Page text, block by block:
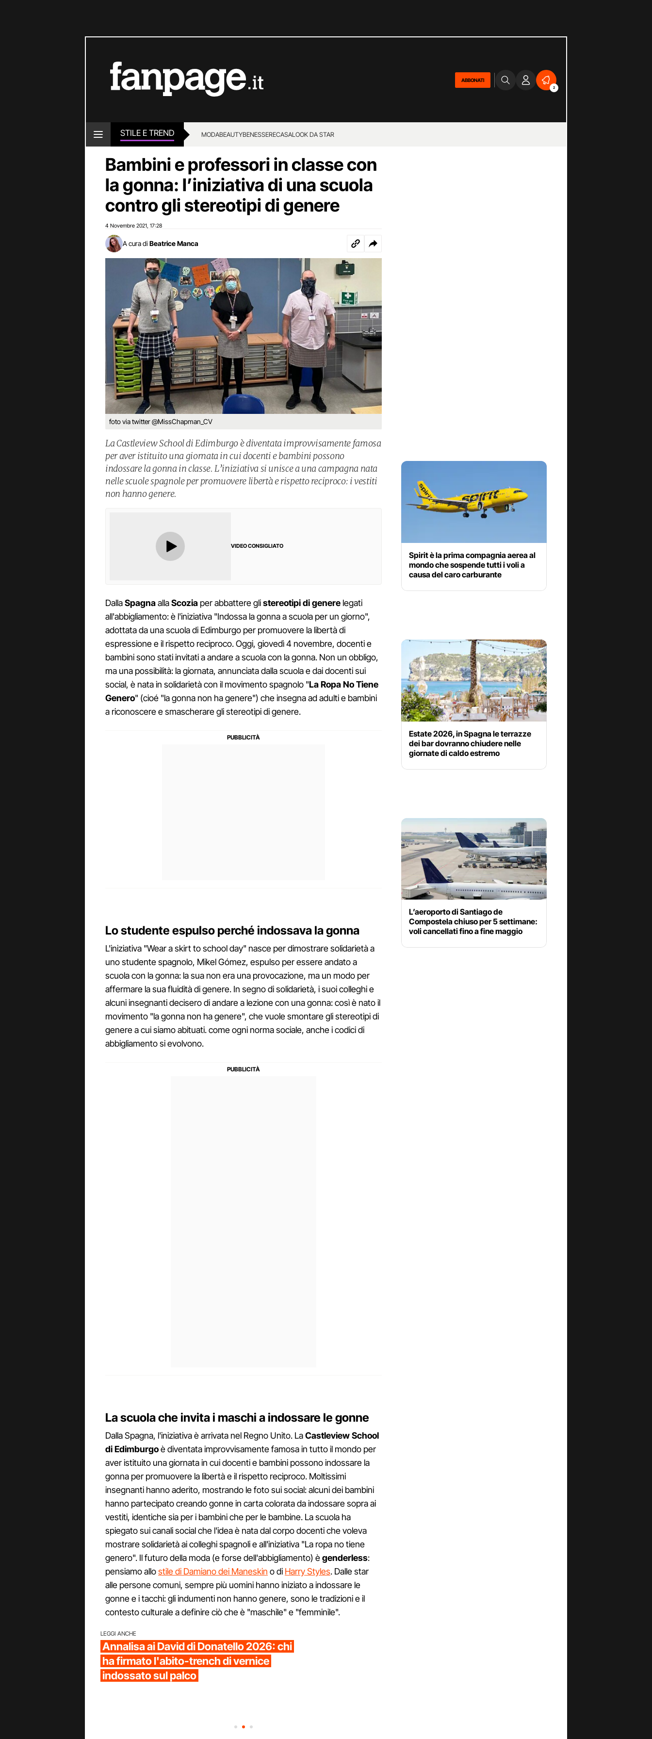
ABBONATI
2
STILE E TREND MODABEAUTYBENESSERECASALOOK DA STAR
Bambini e professori in classe con
la gonna: l’iniziativa di una scuola
contro gli stereotipi di genere
4 Novembre 2021 17:28
A cura di Beatrice Manca
foto via twitter @MissChapman_CV
La Castleview School di Edimburgo è diventata improvvisamente famosa
per aver istituito una giornata in cui docenti e bambini possono
indossare la gonna in classe. L’iniziativa si unisce a una campagna nata
nelle scuole spagnole per promuovere libertà e rispetto reciproco: i vestiti
non hanno genere.
VIDEO CONSIGLIATO
DallaSpagnaallaScozia per abbattere glistereotipi di genere legati
all'abbigliamento: è l'iniziativa "Indossa la gonna a scuola per un giorno",
adottata da una scuola di Edimburgo per promuovere la libertà di
espressione e il rispetto reciproco. Oggi, giovedì 4 novembre, docenti e
bambini sono stati invitati a andare a scuola con la gonna. Non un obbligo,
ma una possibilità: la giornata, annunciata dalla scuola e dai docenti sui
social, è nata in solidarietà con il movimento spagnolo "La Ropa No Tiene
Genero" (cioé "la gonna non ha genere") che insegna ad adulti e bambini
a riconoscere e smascherare gli stereotipi di genere.
Lo studente espulso perché indossava la gonna
L'iniziativa "Wear a skirt to school day" nasce per dimostrare solidarietà a
uno studente spagnolo, Mikel Gómez, espulso per essere andato a
scuola con la gonna: la sua non era una provocazione, ma un modo per
affermare la sua fluidità di genere. In segno di solidarietà, i suoi colleghi e
alcuni insegnanti decisero di andare a lezione con una gonna: così è nato il
movimento "la gonna non ha genere", che vuole smontare gli stereotipi di
genere a cui siamo abituati. come ogni norma sociale, anche i codici di
abbigliamento si evolvono.
La scuola che invita i maschi a indossare le gonne
Dalla Spagna, l'iniziativa è arrivata nel Regno Unito. LaCastleview School
di Edimburgoè diventata improvvisamente famosa in tutto il mondo per
aver istituito una giornata in cui docenti e bambini possono indossare la
gonna per promuovere la libertà e il rispetto reciproco. Moltissimi
insegnanti hanno aderito, mostrando le foto sui social: alcuni dei bambini
hanno partecipato creando gonne in carta colorata da indossare sopra ai
vestiti, identiche sia per i bambini che per le bambine. La scuola ha
spiegato sui canali social che l'idea è nata dal corpo docenti che voleva
mostrare solidarietà ai colleghi spagnoli e all'iniziativa "La ropa no tiene
genero". Il futuro della moda (e forse dell'abbigliamento) ègenderless:
pensiamo allostile di Damiano dei Maneskin o di Harry Styles. Dalle star
alle persone comuni, sempre più uomini hanno iniziato a indossare le
gonne e i tacchi: gli indumenti non hanno genere, sono le tradizioni e il
contesto culturale a definire ciò che è "maschile" e "femminile".
LEGGI ANCHE
Annalisa ai David di Donatello 2026: chi
ha firmato l'abito-trench di vernice
indossato sul palco
Spirit è la prima compagnia aerea al
mondo che sospende tutti i voli a
causa del caro carburante
Estate 2026, in Spagna le terrazze
dei bar dovranno chiudere nelle
giornate di caldo estremo
L’aeroporto di Santiago de
Compostela chiuso per 5 settimane:
voli cancellati fino a fine maggio